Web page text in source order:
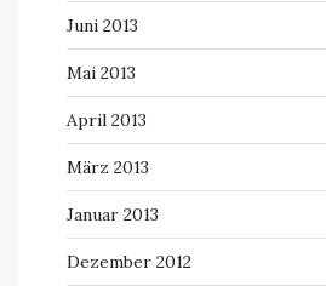
Juni 2013
Mai 2013
April 2013
März 2013
Januar 2013
Dezember 2012